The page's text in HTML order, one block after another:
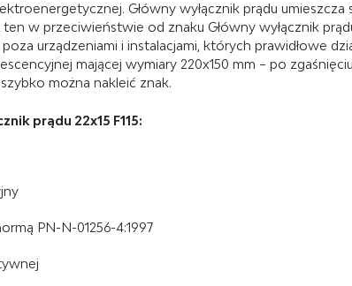
Główny wyłącznik prądu
ten w przeciwieństwie od znaku Główny wyłącznik
urządzeniami i instalacjami, których prawidłowe
mającej wymiary 220x150 mm – po
można nakleić znak.
prądu 22x15 F115:
PN-N-01256-4:1997